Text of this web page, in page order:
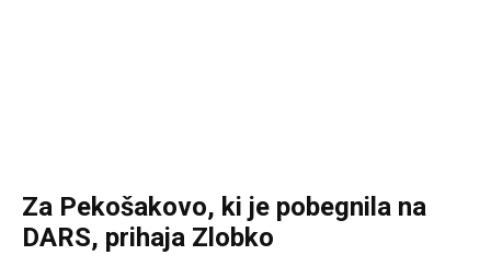
Za Pekošakovo, ki je pobegnila na
DARS, prihaja Zlobko